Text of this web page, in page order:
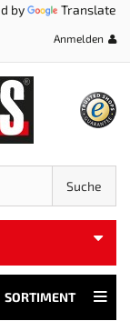
by Translate
Anmelden
Suche
SORTIMENT